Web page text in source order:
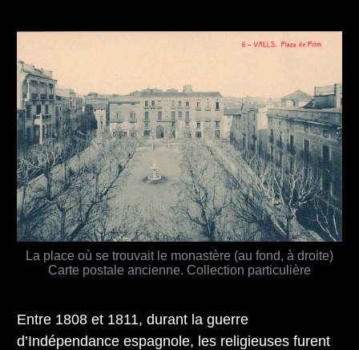
La place où se trouvait le monastère (au fond, à droite)
Carte postale ancienne. Collection particulière
Entre 1808 et 1811, durant la guerre
d’Indépendance espagnole, les religieuses furent